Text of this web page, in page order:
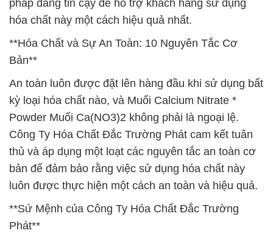
pháp đáng tin cậy để hỗ trợ khách hàng sử dụng
hóa chất này một cách hiệu quả nhất.
**Hóa Chất và Sự An Toàn: 10 Nguyên Tắc Cơ
Bản**
An toàn luôn được đặt lên hàng đầu khi sử dụng bất
kỳ loại hóa chất nào, và Muối Calcium Nitrate *
Powder Muối Ca(NO3)2 không phải là ngoại lệ.
Công Ty Hóa Chất Đắc Trường Phát cam kết tuân
thủ và áp dụng một loạt các nguyên tắc an toàn cơ
bản để đảm bảo rằng việc sử dụng hóa chất này
luôn được thực hiện một cách an toàn và hiệu quả.
**Sứ Mệnh của Công Ty Hóa Chất Đắc Trường
Phát**